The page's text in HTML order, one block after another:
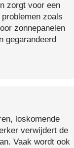
zorgt voor een
zoals
zonnepanelen
gegarandeerd
loskomende
verwijdert de
Vaak wordt ook